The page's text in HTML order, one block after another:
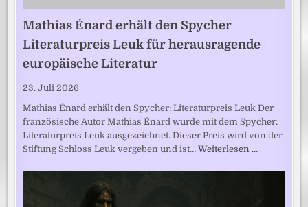
Mathias Énard erhält den Spycher
Literaturpreis Leuk für herausragende
europäische Literatur
23. Juli 2026
Mathias Énard erhält den Spycher: Literaturpreis Leuk Der
französische Autor Mathias Énard wurde mit dem Spycher:
Literaturpreis Leuk ausgezeichnet. Dieser Preis wird von der
Stiftung Schloss Leuk vergeben und ist…Weiterlesen …